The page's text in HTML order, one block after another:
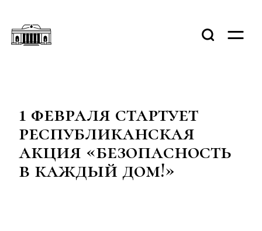
1 февраля стартует
республиканская
акция «безопасность
в каждый дом!»